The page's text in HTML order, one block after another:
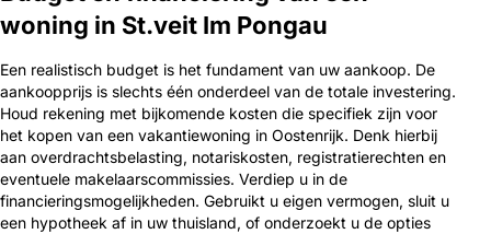
woning in St.veit Im Pongau
Een realistisch budget is het fundament van uw aankoop. De
aankoopprijs is slechts één onderdeel van de totale investering.
Houd rekening met bijkomende kosten die specifiek zijn voor
het kopen van een vakantiewoning in Oostenrijk. Denk hierbij
aan overdrachtsbelasting, notariskosten, registratierechten en
eventuele makelaarscommissies. Verdiep u in de
financieringsmogelijkheden. Gebruikt u eigen vermogen, sluit u
een hypotheek af in uw thuisland, of onderzoekt u de opties